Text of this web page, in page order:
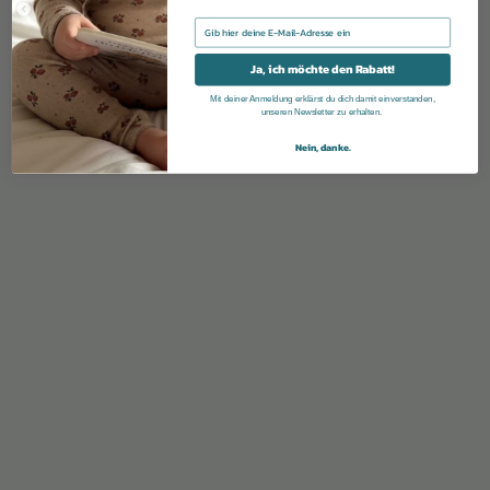
E-mail
Ja, ich möchte den Rabatt!
Mit deiner Anmeldung erklärst du dich damit einverstanden,
unseren Newsletter zu erhalten.
Nein, danke.